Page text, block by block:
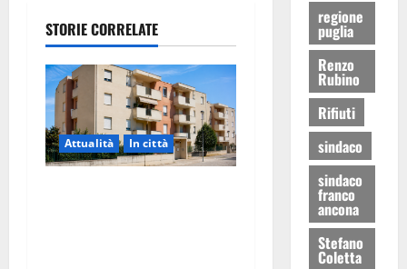
STORIE CORRELATE
Attualità In città
regione
puglia
Renzo
Rubino
Rifiuti
sindaco
sindaco
franco
ancona
Stefano
Coletta